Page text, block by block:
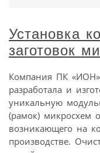
Установка
заготовок
Компания ПК «ИОН»
разработала и
уникальную
(рамок) микросхем
возникающего на
производстве.